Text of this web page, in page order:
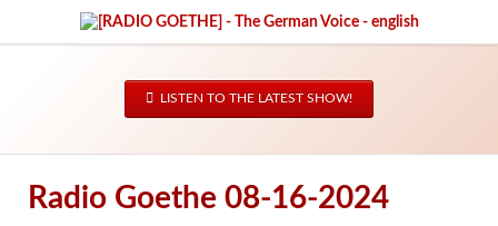
LISTEN TO THE LATEST SHOW!
Radio Goethe 08-16-2024